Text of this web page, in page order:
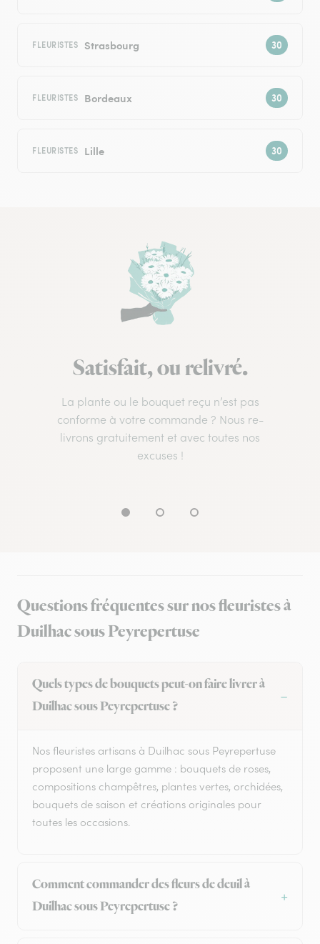
FLEURISTES Strasbourg
FLEURISTES Bordeaux
FLEURISTES Lille
Satisfait, ou relivré.
La plante ou le bouquet reçu n’est pas
conforme à votre commande ? Nous re-
livrons gratuitement et avec toutes nos
excuses !
Questions fréquentes sur nos fleuristes à
Duilhac sous Peyrepertuse
Quels types de bouquets peut-on faire livrer à
Duilhac sous Peyrepertuse ?
Nos fleuristes artisans à Duilhac sous Peyrepertuse
proposent une large gamme : bouquets de roses,
compositions champêtres, plantes vertes, orchidées,
bouquets de saison et créations originales pour
toutes les occasions.
Comment commander des fleurs de deuil à
Duilhac sous Peyrepertuse ?